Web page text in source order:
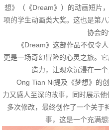
想》（《Dream》）的动画短片
项的学生动画类大奖。这也是第
协会的
《Dream》这部作品不仅令
更是一场奇幻冒险的心灵之旅。
造力，让观众沉浸在一
Ong Tian Ni提及《梦想》的
力又感人至深的故事，同时展示
多次修改，最终创作了一个关于
事，这是一个充满想